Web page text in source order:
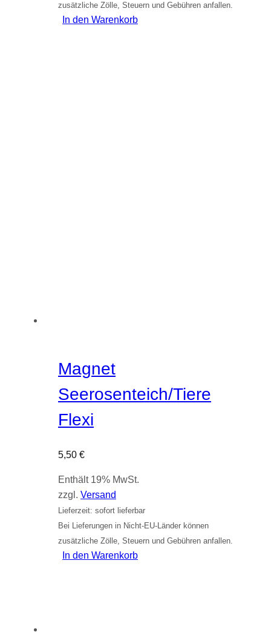
zusätzliche Zölle, Steuern und Gebühren anfallen.
In den Warenkorb
Magnet
Seerosenteich/Tiere
Flexi
5,50 €
Enthält 19% MwSt.
zzgl. Versand
Lieferzeit: sofort lieferbar
Bei Lieferungen in Nicht-EU-Länder können
zusätzliche Zölle, Steuern und Gebühren anfallen.
In den Warenkorb